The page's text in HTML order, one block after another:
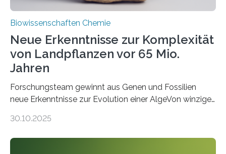
Biowissenschaften Chemie
Neue Erkenntnisse zur Komplexität
von Landpflanzen vor 65 Mio.
Jahren
Forschungsteam gewinnt aus Genen und Fossilien
neue Erkenntnisse zur Evolution einer AlgeVon winzigen
Landpflanzen zählen zu den komplexesten
30.10.2025